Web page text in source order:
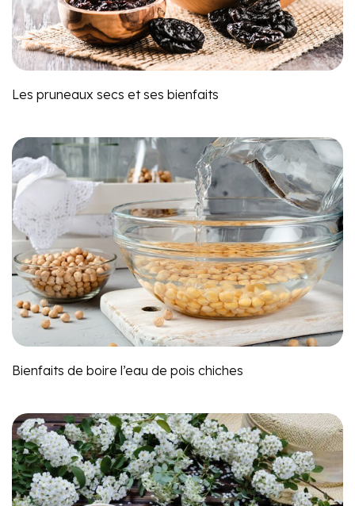
Les pruneaux secs et ses bienfaits
Bienfaits de boire l’eau de pois chiches